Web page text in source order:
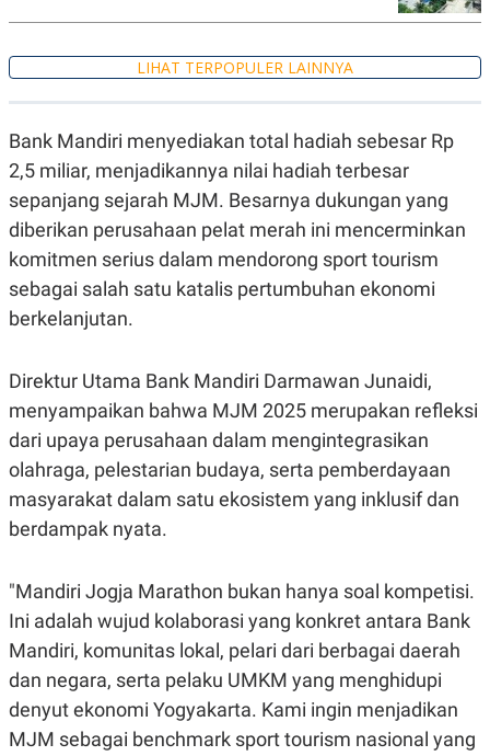
N
A
C
D
E
M
Y
E
S
L
A
S
E
.
I
D
L
A
N
G
G
A
C
E
T
A
K
I
N
E
R
E
I
T
E
N
P
E
R
D
R
T
I
I
N
G
K
G
LIHAT TERPOPULER LAINNYA
Bank Mandiri menyediakan total hadiah sebesar Rp
2,5 miliar, menjadikannya nilai hadiah terbesar
sepanjang sejarah MJM. Besarnya dukungan yang
diberikan perusahaan pelat merah ini mencerminkan
komitmen serius dalam mendorong sport tourism
sebagai salah satu katalis pertumbuhan ekonomi
berkelanjutan.
Direktur Utama Bank Mandiri Darmawan Junaidi,
menyampaikan bahwa MJM 2025 merupakan refleksi
dari upaya perusahaan dalam mengintegrasikan
olahraga, pelestarian budaya, serta pemberdayaan
masyarakat dalam satu ekosistem yang inklusif dan
berdampak nyata.
"Mandiri Jogja Marathon bukan hanya soal kompetisi.
Ini adalah wujud kolaborasi yang konkret antara Bank
Mandiri, komunitas lokal, pelari dari berbagai daerah
dan negara, serta pelaku UMKM yang menghidupi
denyut ekonomi Yogyakarta. Kami ingin menjadikan
MJM sebagai benchmark sport tourism nasional yang